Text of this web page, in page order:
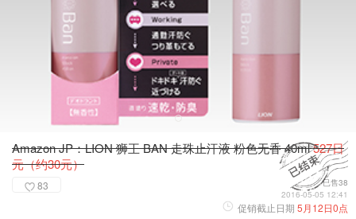
Amazon JP：LION 狮王 BAN 走珠止汗液 粉色无香 40ml527日
元（约30元）
83
已售38
2016-05-05 12:41
促销截止日期 5月12日0点